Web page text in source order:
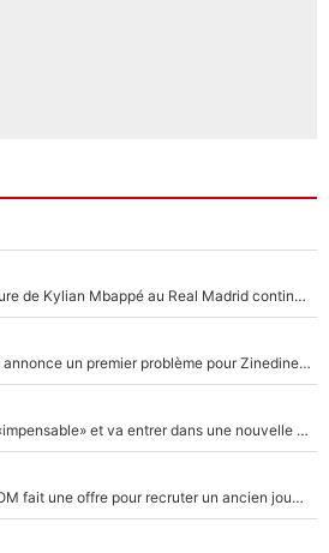
«C'est une fierté» : La signature de Kylian Mbappé au Real Madrid continue de régaler l'Espagne
Michael Olise : Pierre Ménès annonce un premier problème pour Zinedine Zidane en équipe de France
F1 - Alpine signe un accord «impensable» et va entrer dans une nouvelle dimension : Grande nouvelle pour Pierre Gasly !
«C’est un très bon choix» : L'OM fait une offre pour recruter un ancien joueur du PSG... et c'est validé dans l'After Foot !